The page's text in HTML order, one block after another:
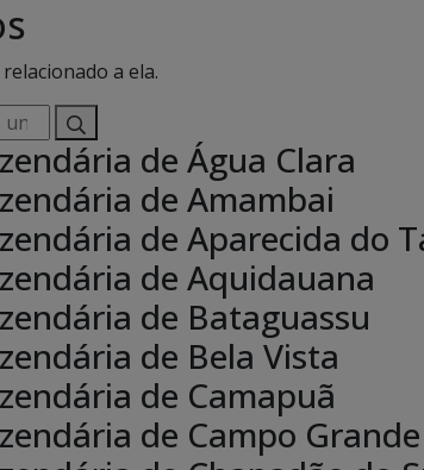
a ela.
de Água Clara
de Amambai
de Aparecida do
de Aquidauana
de Bataguassu
de Bela Vista
de Camapuã
de Campo Grande